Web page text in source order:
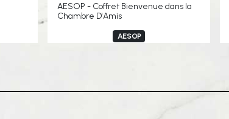
AESOP - Coffret Bienvenue dans la
Chambre D'Amis
AESOP